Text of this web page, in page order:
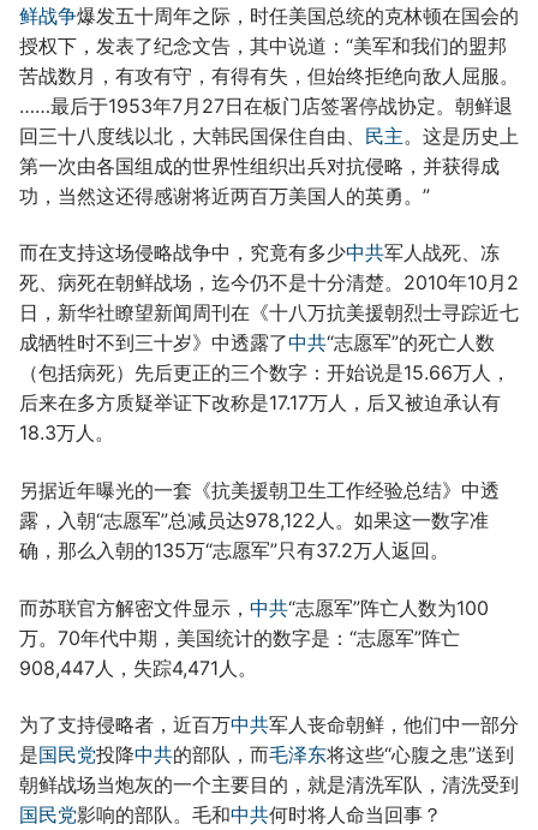
鲜战争爆发五十周年之际，时任美国总统的克林顿在国会的
授权下，发表了纪念文告，其中说道：“美军和我们的盟邦
苦战数月，有攻有守，有得有失，但始终拒绝向敌人屈服。
……最后于1953年7月27日在板门店签署停战协定。朝鲜退
回三十八度线以北，大韩民国保住自由、 民主。这是历史上
第一次由各国组成的世界性组织出兵对抗侵略，并获得成
功，当然这还得感谢将近两百万美国人的英勇。”
而在支持这场侵略战争中，究竟有多少中共军人战死、冻
死、病死在朝鲜战场，迄今仍不是十分清楚。2010年10月2
日，新华社瞭望新闻周刊在《十八万抗美援朝烈士寻踪近七
成牺牲时不到三十岁》中透露了中共“志愿军”的死亡人数
（包括病死）先后更正的三个数字：开始说是15.66万人，
后来在多方质疑举证下改称是17.17万人，后又被迫承认有
18.3万人。
另据近年曝光的一套《抗美援朝卫生工作经验总结》中透
露，入朝“志愿军”总减员达978,122人。如果这一数字准
确，那么入朝的135万“志愿军”只有37.2万人返回。
而苏联官方解密文件显示， 中共“志愿军”阵亡人数为100
万。70年代中期，美国统计的数字是：“志愿军”阵亡
908,447人，失踪4,471人。
为了支持侵略者，近百万中共军人丧命朝鲜，他们中一部分
是国民党投降中共的部队，而毛泽东将这些“心腹之患”送到
朝鲜战场当炮灰的一个主要目的，就是清洗军队，清洗受到
国民党影响的部队。毛和中共何时将人命当回事？